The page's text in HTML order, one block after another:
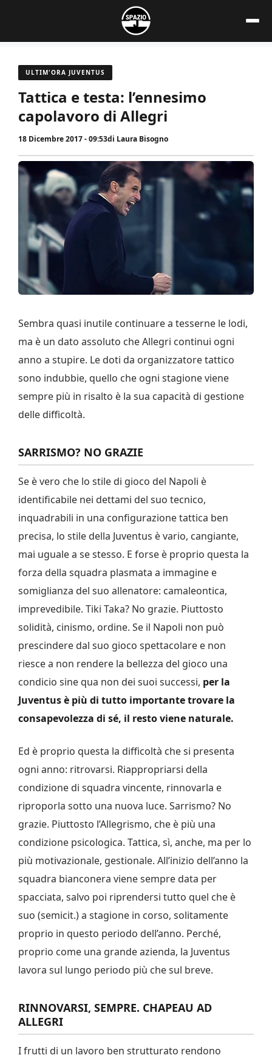
contenuto
ULTIM'ORA JUVENTUS
Tattica e testa: l’ennesimo
capolavoro di Allegri
18 Dicembre 2017 - 09:53di Laura Bisogno
Sembra quasi inutile continuare a tesserne le lodi,
ma è un dato assoluto che Allegri continui ogni
anno a stupire. Le doti da organizzatore tattico
sono indubbie, quello che ogni stagione viene
sempre più in risalto è la sua capacità di gestione
delle difficoltà.
SARRISMO? NO GRAZIE
Se è vero che lo stile di gioco del Napoli è
identificabile nei dettami del suo tecnico,
inquadrabili in una configurazione tattica ben
precisa, lo stile della Juventus è vario, cangiante,
mai uguale a se stesso. E forse è proprio questa la
forza della squadra plasmata a immagine e
somiglianza del suo allenatore: camaleontica,
imprevedibile. Tiki Taka? No grazie. Piuttosto
solidità, cinismo, ordine. Se il Napoli non può
prescindere dal suo gioco spettacolare e non
riesce a non rendere la bellezza del gioco una
condicio sine qua non dei suoi successi, per la
Juventus è più di tutto importante trovare la
consapevolezza di sé, il resto viene naturale.
Ed è proprio questa la difficoltà che si presenta
ogni anno: ritrovarsi. Riappropriarsi della
condizione di squadra vincente, rinnovarla e
riproporla sotto una nuova luce. Sarrismo? No
grazie. Piuttosto l’Allegrismo, che è più una
condizione psicologica. Tattica, sì, anche, ma per lo
più motivazionale, gestionale. All’inizio dell’anno la
squadra bianconera viene sempre data per
spacciata, salvo poi riprendersi tutto quel che è
suo (semicit.) a stagione in corso, solitamente
proprio in questo periodo dell’anno. Perché,
proprio come una grande azienda, la Juventus
lavora sul lungo periodo più che sul breve.
RINNOVARSI, SEMPRE. CHAPEAU AD
ALLEGRI
I frutti di un lavoro ben strutturato rendono